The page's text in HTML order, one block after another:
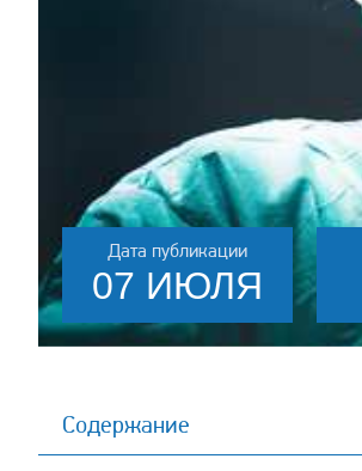
Дата публикации
07 ИЮЛЯ
Содержание